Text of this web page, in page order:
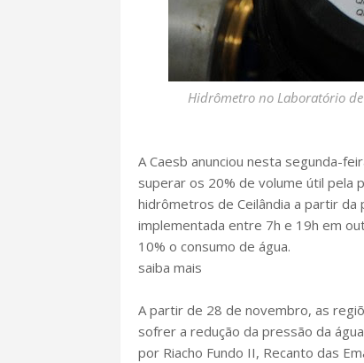
Hidrômetro no Laboratório
A Caesb anunciou nesta segunda-
superar os 20% de volume útil pela
hidrômetros de Ceilândia a partir da
implementada entre 7h e 19h em
10% o consumo de água.
saiba mais
A partir de 28 de novembro, as
sofrer a redução da pressão da
por Riacho Fundo II, Recanto das